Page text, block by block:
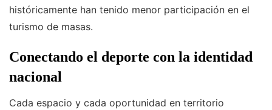
históricamente han tenido menor participación en el
turismo de masas.
Conectando el deporte con la identidad
nacional
Cada espacio y cada oportunidad en territorio